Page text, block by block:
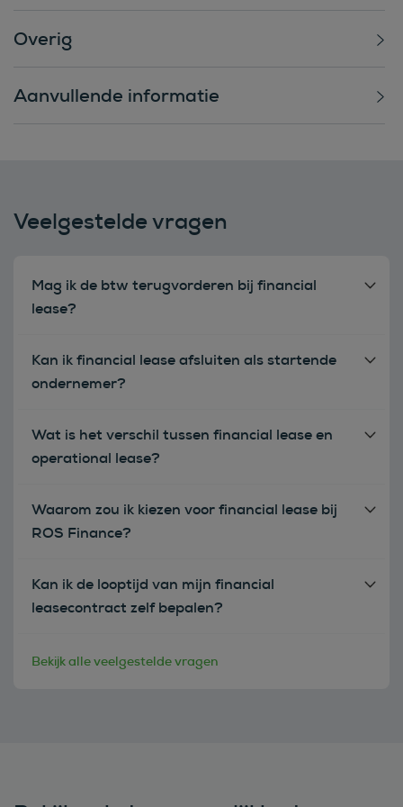
Overig
Aanvullende informatie
Veelgestelde vragen
Mag ik de btw terugvorderen bij financial
lease?
Kan ik financial lease afsluiten als startende
ondernemer?
Wat is het verschil tussen financial lease en
operational lease?
Waarom zou ik kiezen voor financial lease bij
ROS Finance?
Kan ik de looptijd van mijn financial
leasecontract zelf bepalen?
Bekijk alle veelgestelde vragen